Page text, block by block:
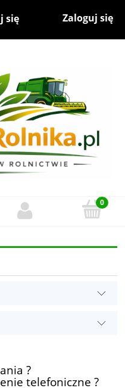
się Zaloguj się
?
telefoniczne ?